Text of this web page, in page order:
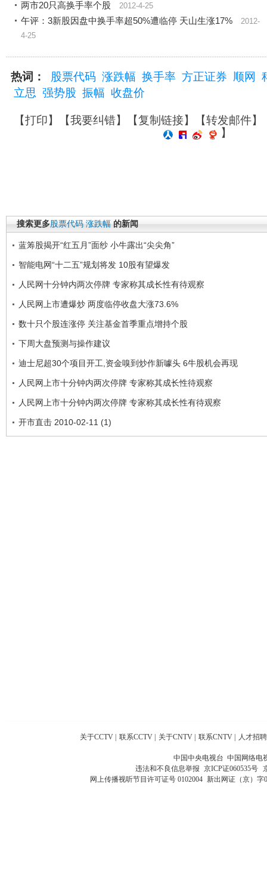
两市20只高换手率个股 2012-4-25
午评：3新股因盘中换手率超50%遭临停 天山生涨17% 2012-
4-25
热词： 股票代码 涨跌幅 换手率 方正证券 顺网
立思 强势股 振幅 收盘价
【打印】【我要纠错】【复制链接】【转发邮件】
】
搜索更多股票代码 涨跌幅 的新闻
蓝筹股揭开“红五月”面纱 小牛露出“尖尖角”
智能电网“十二五”规划将发 10股有望爆发
人民网十分钟内两次停牌 专家称其成长性有待观察
人民网上市遭爆炒 两度临停收盘大涨73.6%
数十只个股连涨停 关注基金首季重点增持个股
下周大盘预测与操作建议
迪士尼超30个项目开工,资金嗅到炒作新噱头 6牛股机会再现
人民网上市十分钟内两次停牌 专家称其成长性待观察
人民网上市十分钟内两次停牌 专家称其成长性有待观察
开市直击 2010-02-11 (1)
关于CCTV 联系CCTV 关于CNTV 联系CNTV 人才招聘
中国中央电视台 中国网络电
违法和不良信息举报 京ICP证060535号
网上传播视听节目许可证号 0102004 新出网证（京）